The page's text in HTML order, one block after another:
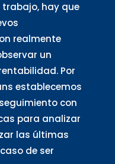
hay que
realmente
un
Por
establecemos
con
para analizar
las últimas
de ser